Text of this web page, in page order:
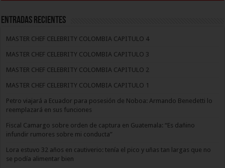
Entradas recientes
MASTER CHEF CELEBRITY COLOMBIA CAPITULO 4
MASTER CHEF CELEBRITY COLOMBIA CAPITULO 3
MASTER CHEF CELEBRITY COLOMBIA CAPITULO 2
MASTER CHEF CELEBRITY COLOMBIA CAPITULO 1
Petro viajará a Ecuador para posesión de Noboa: Armando Benedetti lo
reemplazará en sus funciones
Fiscal Camargo sobre orden de captura en Guatemala: “Es dañino
infundir rumores sobre mi conducta”
Lora estuvo 32 años en cautiverio: tenía el pico y uñas tan largas que no
se podía alimentar bien